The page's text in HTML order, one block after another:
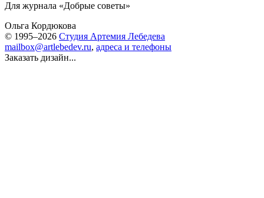
Для журнала «Добрые советы»
Ольга Кордюкова
© 1995–2026 Студия Артемия Лебедева
mailbox@artlebedev.ru, адреса и телефоны
Заказать дизайн...